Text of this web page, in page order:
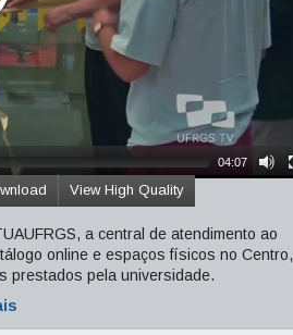
04:07
View High Quality
a central de atendimento ao
online e espaços físicos no Centro,
prestados pela universidade.